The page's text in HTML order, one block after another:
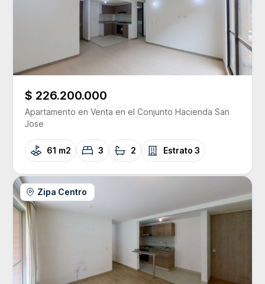
$ 226.200.000
Apartamento en Venta en el Conjunto Hacienda San
Jose
61 m2 3 2 Estrato 3
Zipa Centro